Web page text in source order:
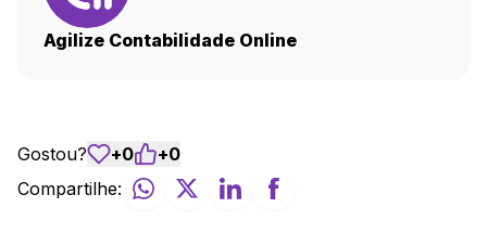
Agilize Contabilidade Online
Gostou? +0 +0
Compartilhe: